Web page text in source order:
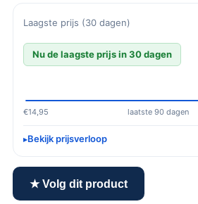
Laagste prijs (30 dagen)
Nu de laagste prijs in 30 dagen
€14,95 laatste 90 dagen
Bekijk prijsverloop
★ Volg dit product